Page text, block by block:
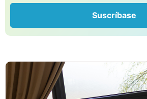
Suscríbase